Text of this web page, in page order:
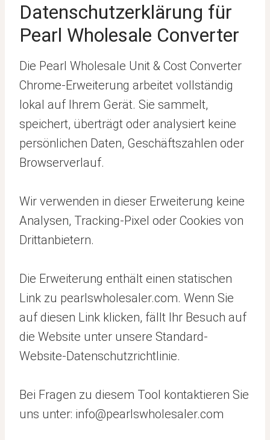
Datenschutzerklärung für
Pearl Wholesale Converter
Die Pearl Wholesale Unit & Cost Converter
Chrome-Erweiterung arbeitet vollständig
lokal auf Ihrem Gerät. Sie sammelt,
speichert, überträgt oder analysiert keine
persönlichen Daten, Geschäftszahlen oder
Browserverlauf.
Wir verwenden in dieser Erweiterung keine
Analysen, Tracking-Pixel oder Cookies von
Drittanbietern.
Die Erweiterung enthält einen statischen
Link zu pearlswholesaler.com. Wenn Sie
auf diesen Link klicken, fällt Ihr Besuch auf
die Website unter unsere Standard-
Website-Datenschutzrichtlinie.
Bei Fragen zu diesem Tool kontaktieren Sie
uns unter: info@pearlswholesaler.com